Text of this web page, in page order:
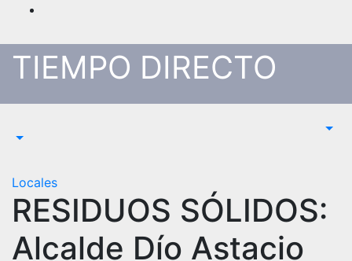
Saltar
contenido
TIEMPO DIRECTO
Locales
RESIDUOS SÓLIDOS:
Alcalde Dío Astacio